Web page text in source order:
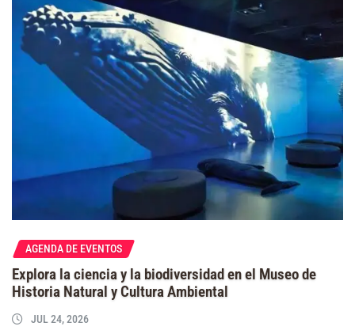
AGENDA DE EVENTOS
Explora la ciencia y la biodiversidad en el Museo de
Historia Natural y Cultura Ambiental
JUL 24, 2026